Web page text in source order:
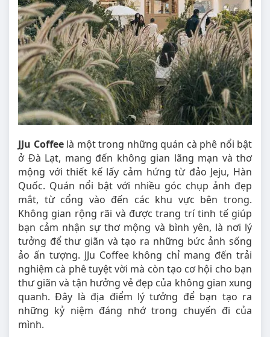
JJu Coffeelà một trong những quán cà phê nổi bật
ở Đà Lạt, mang đến không gian lãng mạn và thơ
mộng với thiết kế lấy cảm hứng từ đảo Jeju, Hàn
Quốc. Quán nổi bật với nhiều góc chụp ảnh đẹp
mắt, từ cổng vào đến các khu vực bên trong.
Không gian rộng rãi và được trang trí tinh tế giúp
bạn cảm nhận sự thơ mộng và bình yên, là nơi lý
tưởng để thư giãn và tạo ra những bức ảnh sống
ảo ấn tượng. JJu Coffee không chỉ mang đến trải
nghiệm cà phê tuyệt vời mà còn tạo cơ hội cho bạn
thư giãn và tận hưởng vẻ đẹp của không gian xung
quanh. Đây là địa điểm lý tưởng để bạn tạo ra
những kỷ niệm đáng nhớ trong chuyến đi của
mình.